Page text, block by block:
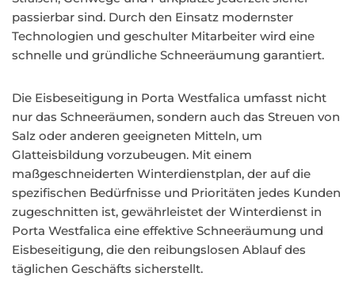
passierbar sind. Durch den Einsatz modernster
Technologien und geschulter Mitarbeiter wird eine
schnelle und gründliche Schneeräumung garantiert.
Die Eisbeseitigung in Porta Westfalica umfasst nicht
nur das Schneeräumen, sondern auch das Streuen von
Salz oder anderen geeigneten Mitteln, um
Glatteisbildung vorzubeugen. Mit einem
maßgeschneiderten Winterdienstplan, der auf die
spezifischen Bedürfnisse und Prioritäten jedes Kunden
zugeschnitten ist, gewährleistet der Winterdienst in
Porta Westfalica eine effektive Schneeräumung und
Eisbeseitigung, die den reibungslosen Ablauf des
täglichen Geschäfts sicherstellt.